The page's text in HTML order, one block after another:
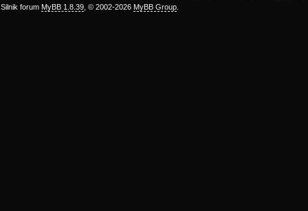
Silnik forum MyBB 1.8.39 , © 2002-2026 MyBB Group